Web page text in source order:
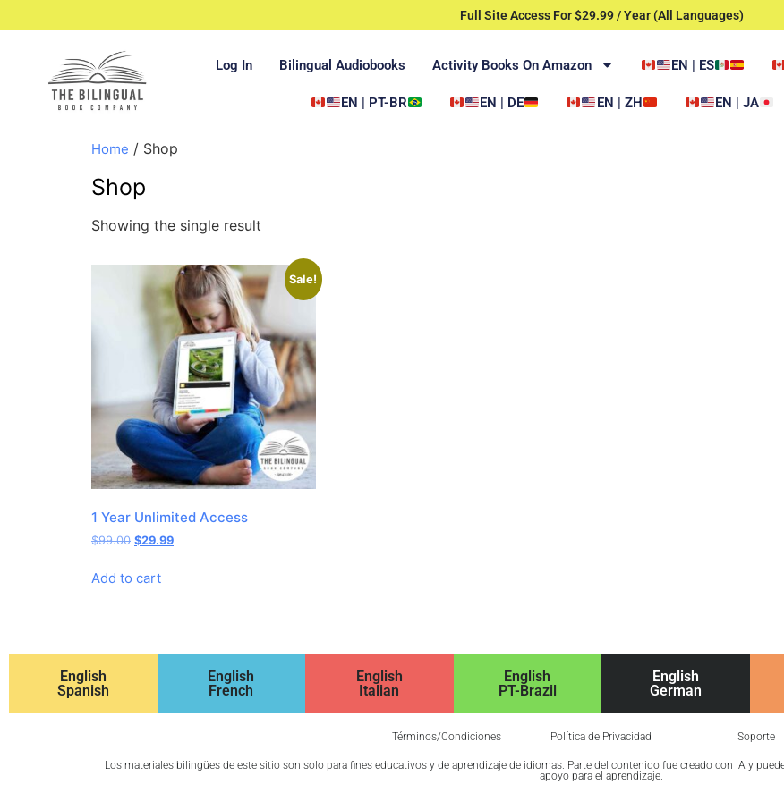
Full Site Access For $29.99 / Year (All Languages)
Log In Bilingual Audiobooks Activity Books On Amazon EN | ES
EN | PT-BR EN | DE EN | ZH EN | JA
Home / Shop
Shop
Showing the single result
Sale!
1 Year Unlimited Access
$99.00 $29.99
Add to cart
English
Spanish
English
French
English
Italian
English
PT-Brazil
English
German
Términos/Condiciones Política de Privacidad Soporte
Los materiales bilingües de este sitio son solo para fines educativos y de aprendizaje de idiomas. Parte del contenido fue creado con IA y
apoyo para el aprendizaje.